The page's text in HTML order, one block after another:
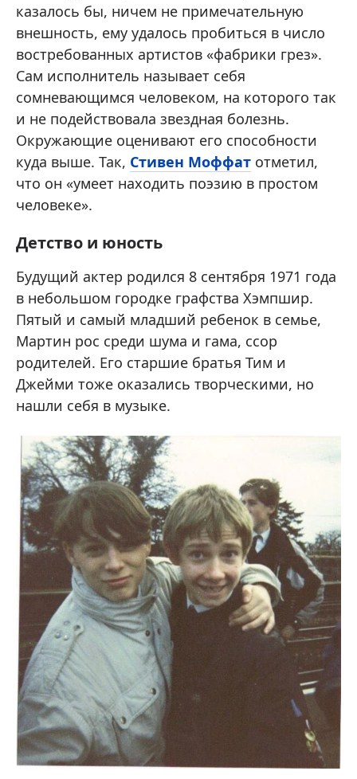
казалось бы, ничем не примечательную
внешность, ему удалось пробиться в число
востребованных артистов «фабрики грез».
Сам исполнитель называет себя
сомневающимся человеком, на которого так
и не подействовала звездная болезнь.
Окружающие оценивают его способности
куда выше. Так, Стивен Моффат отметил,
что он «умеет находить поэзию в простом
человеке».
Детство и юность
Будущий актер родился 8 сентября 1971 года
в небольшом городке графства Хэмпшир.
Пятый и самый младший ребенок в семье,
Мартин рос среди шума и гама, ссор
родителей. Его старшие братья Тим и
Джейми тоже оказались творческими, но
нашли себя в музыке.